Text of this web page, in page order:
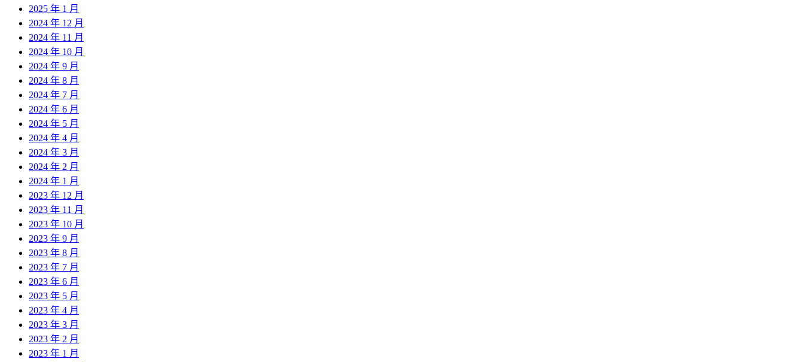
2025 年 1 月
2024 年 12 月
2024 年 11 月
2024 年 10 月
2024 年 9 月
2024 年 8 月
2024 年 7 月
2024 年 6 月
2024 年 5 月
2024 年 4 月
2024 年 3 月
2024 年 2 月
2024 年 1 月
2023 年 12 月
2023 年 11 月
2023 年 10 月
2023 年 9 月
2023 年 8 月
2023 年 7 月
2023 年 6 月
2023 年 5 月
2023 年 4 月
2023 年 3 月
2023 年 2 月
2023 年 1 月